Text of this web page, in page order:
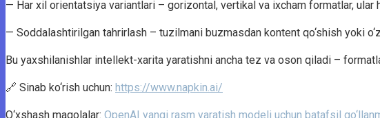
— Har xil orientatsiya variantlari – gorizontal, vertikal va ixcham formatlar,
— Soddalashtirilgan tahrirlash – tuzilmani buzmasdan kontent qo‘shish yoki
Bu yaxshilanishlar intellekt-xarita yaratishni ancha tez va oson qiladi –
🔗 Sinab ko‘rish uchun: https://www.napkin.ai/
O‘xshash maqolalar: OpenAI yangi rasm yaratish modeli uchun batafsil